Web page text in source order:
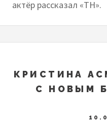
актёр рассказал «ТН».
КРИСТИНА
С НОВЫМ